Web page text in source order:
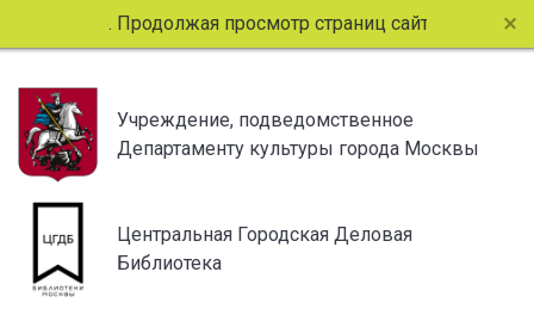
Продолжая просмотр страниц сайта, вы соглашаетесь
Учреждение, подведомственное
Департаменту культуры города Москвы
Центральная Городская Деловая
Библиотека